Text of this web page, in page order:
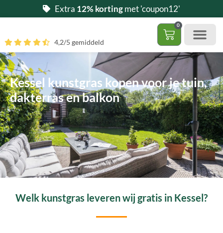
naar
inhoud
Extra 12% kortingmet 'coupon12'
0
4,2/5 gemiddeld
Kessel kunstgras kopen voor je tuin,
dakterras en balkon
Welk kunstgras leveren wij gratis in Kessel?